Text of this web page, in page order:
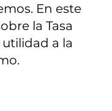
En este
la Tasa
utilidad a la